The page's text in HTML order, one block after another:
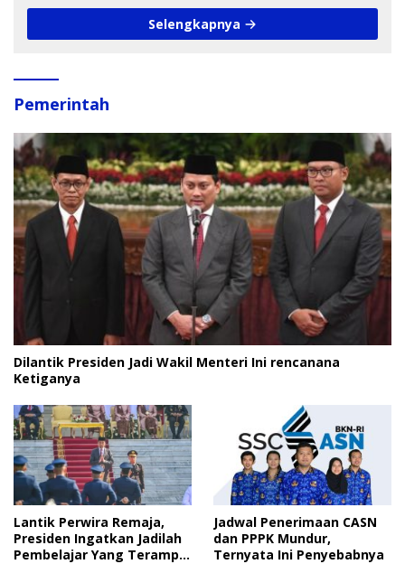
Selengkapnya
Pemerintah
Dilantik Presiden Jadi Wakil Menteri Ini rencanana
Ketiganya
Lantik Perwira Remaja,
Presiden Ingatkan Jadilah
Pembelajar Yang Terampil
Jadwal Penerimaan CASN
dan PPPK Mundur,
Ternyata Ini Penyebabnya